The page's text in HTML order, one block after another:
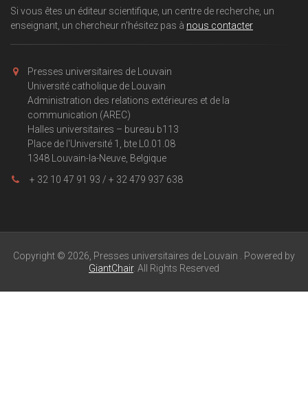
Si vous êtes un éditeur scientifique, un centre de recherche, un
enseignant, un chercheur n'hésitez pas à nous contacter
Presses universitaires de Louvain
Université catholique de Louvain
Administration des relations extérieures et de la
communication (AREC)
Halles universitaires – bureau b113
Place de l'Université 1, bte L0.01.08
1348 Louvain-la-Neuve, Belgique
+ 32 10 47 91 93 / + 32 479 937 638
Copyright © 2026, Presses universitaires de Louvain . Powered by
GiantChair. All Rights Reserved